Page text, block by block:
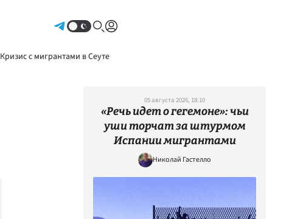
Кризис с мигрантами в Сеуте
05 августа 2026, 18:10
«Речь идет о гегемоне»: чьи
уши торчат за штурмом
Испании мигрантами
Николай Гастелло